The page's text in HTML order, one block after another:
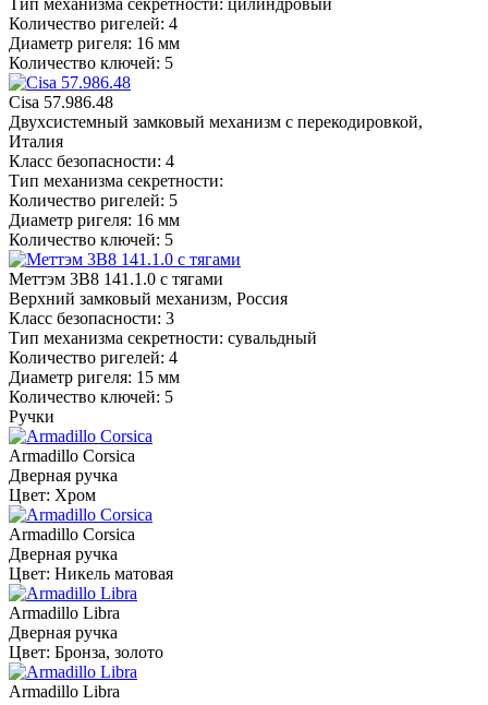
Количество ригелей: 4
Диаметр ригеля: 16 мм
Количество ключей: 5
Cisa 57.986.48
Двухсистемный замковый механизм с перекодировкой,
Италия
Класс безопасности: 4
Тип механизма секретности:
Количество ригелей: 5
Диаметр ригеля: 16 мм
Количество ключей: 5
Меттэм 3В8 141.1.0 с тягами
Верхний замковый механизм, Россия
Класс безопасности: 3
Тип механизма секретности: сувальдный
Количество ригелей: 4
Диаметр ригеля: 15 мм
Количество ключей: 5
Ручки
Armadillo Corsica
Дверная ручка
Цвет: Хром
Armadillo Corsica
Дверная ручка
Цвет: Никель матовая
Armadillo Libra
Дверная ручка
Цвет: Бронза, золото
Armadillo Libra